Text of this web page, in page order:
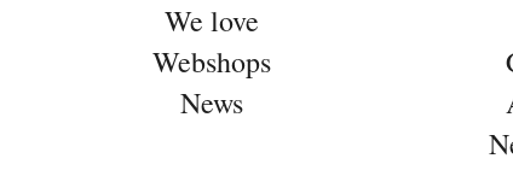
We love
Webshops
News